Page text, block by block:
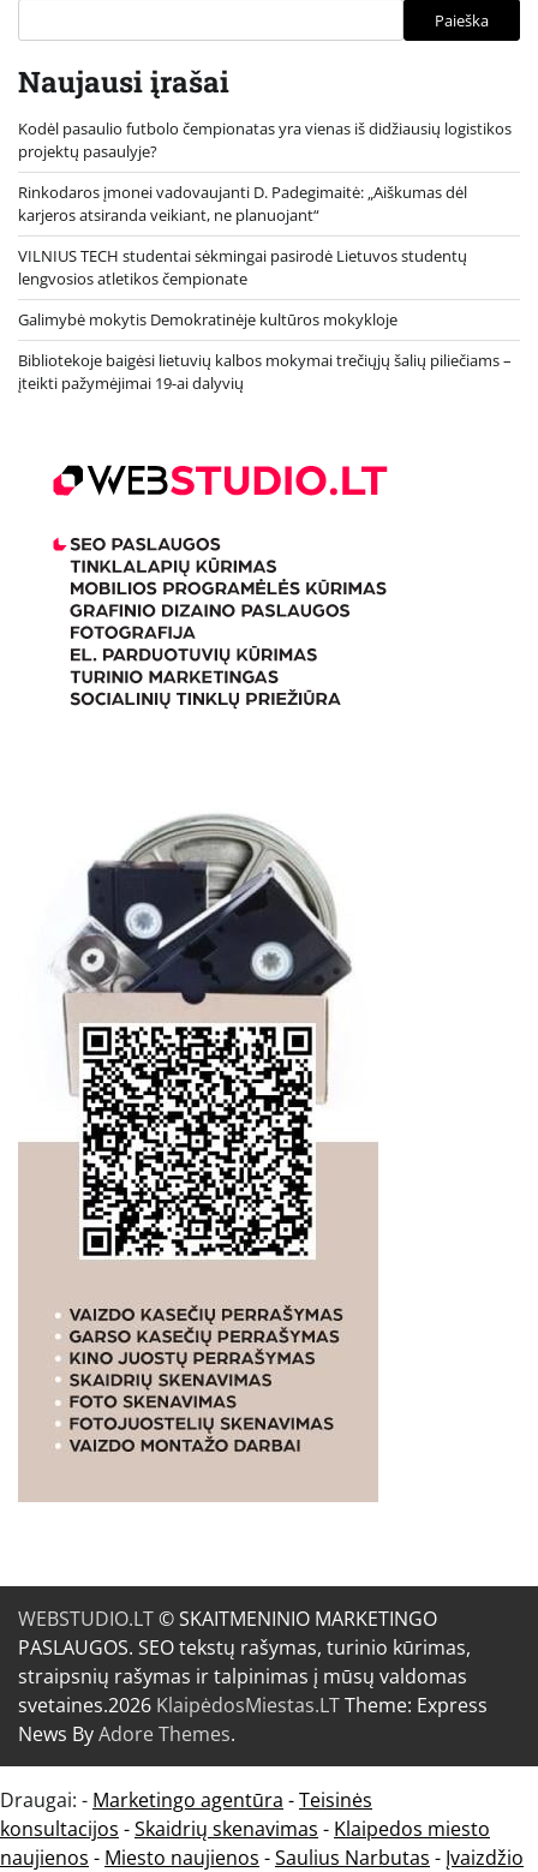
Paieška
Naujausi įrašai
Kodėl pasaulio futbolo čempionatas yra vienas iš didžiausių logistikos
projektų pasaulyje?
Rinkodaros įmonei vadovaujanti D. Padegimaitė: „Aiškumas dėl
karjeros atsiranda veikiant, ne planuojant“
VILNIUS TECH studentai sėkmingai pasirodė Lietuvos studentų
lengvosios atletikos čempionate
Galimybė mokytis Demokratinėje kultūros mokykloje
Bibliotekoje baigėsi lietuvių kalbos mokymai trečiųjų šalių piliečiams –
įteikti pažymėjimai 19-ai dalyvių
WEBSTUDIO.LT© SKAITMENINIO MARKETINGO
PASLAUGOS. SEO tekstų rašymas, turinio kūrimas,
straipsnių rašymas ir talpinimas į mūsų valdomas
svetaines.2026 KlaipėdosMiestas.LTTheme: Express
News ByAdore Themes.
Draugai: - Marketingo agentūra -Teisinės
konsultacijos -Skaidrių skenavimas - Klaipedos miesto
naujienos - Miesto naujienos -Saulius Narbutas - Įvaizdžio